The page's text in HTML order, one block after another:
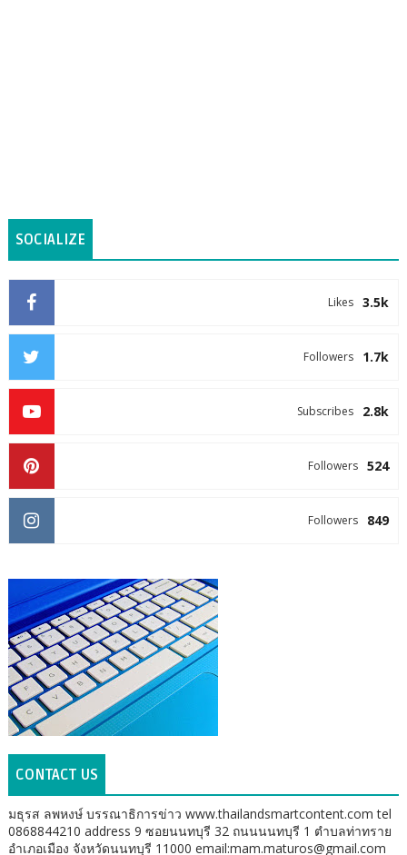
SOCIALIZE
3.5k
Likes
1.7k
Followers
2.8k
Subscribes
524
Followers
849
Followers
CONTACT US
มธุรส ลพหงษ์ บรรณาธิการข่าว www.thailandsmartcontent.com tel
0868844210 address 9 ซอยนนทบุรี 32 ถนนนนทบุรี 1 ตำบลท่าทราย
อำเภอเมือง จังหวัดนนทบุรี 11000 email:mam.maturos@gmail.com